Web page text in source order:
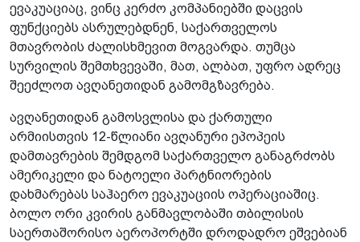
ევაკუაციაც, ვინც კერძო კომპანიებში დაცვის
ფუნქციებს ასრულებდნენ, საქართველოს
მთავრობის ძალისხმევით მოგვარდა. თუმცა
სურვილის შემთხვევაში, მათ, ალბათ, უფრო ადრეც
შეეძლოთ ავღანეთიდან გამომგზავრება.
ავღანეთიდან გამოსვლისა და ქართული
არმიისთვის 12-წლიანი ავღანური ეპოპეის
დამთავრების შემდგომ საქართველო განაგრძობს
ამერიკელი და ნატოელი პარტნიორების
დახმარებას საჰაერო ევაკუაციის ოპერაციაშიც.
ბოლო ორი კვირის განმავლობაში თბილისის
საერთაშორისო აეროპორტში დროდადრო ეშვებიან